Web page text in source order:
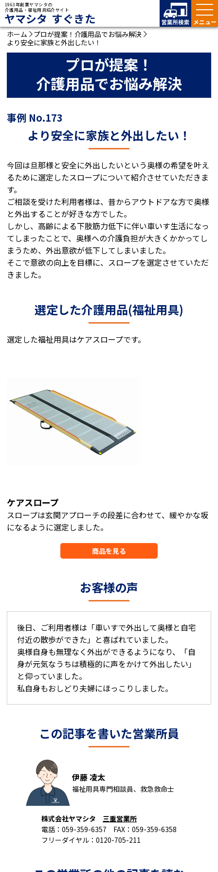
1963年創業ヤマシタの
介護用品・福祉用具紹介サイト
ホーム
プロが提案！介護用品でお悩み解決
より安全に家族と外出したい！
プロが提案！
介護用品でお悩み解決
事例 No.173
より安全に家族と外出したい！
今回は旦那様と安全に外出したいという奥様の希望を叶え
るために選定したスロープについて紹介させていただきま
す。
ご相談を受けた利用者様は、昔からアウトドアな方で奥様
と外出することが好きな方でした。
しかし、高齢による下肢筋力低下に伴い車いす生活になっ
てしまったことで、奥様への介護負担が大きくかかってし
まうため、外出意欲が低下してしまいました。
そこで意欲の向上を目標に、スロープを選定させていただ
きました。
選定した介護用品(福祉用具)
選定した福祉用具はケアスロープです。
ケアスロープ
スロープは玄関アプローチの段差に合わせて、緩やかな坂
になるように選定しました。
商品を見る
お客様の声
後日、ご利用者様は「車いすで外出して奥様と自宅
付近の散歩ができた」と喜ばれていました。
奥様自身も無理なく外出ができるようになり、「自
身が元気なうちは積極的に声をかけて外出したい」
と仰っていました。
私自身もおしどり夫婦にほっこりしました。
この記事を書いた営業所員
伊藤 凌太
福祉用具専門相談員、救急救命士
株式会社ヤマシタ 三重営業所
電話：059-359-6357 FAX：059-359-6358
フリーダイヤル：0120-705-211